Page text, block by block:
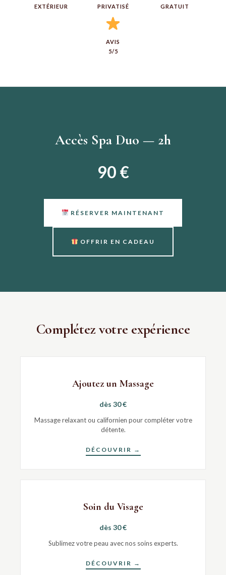
EXTÉRIEUR PRIVATISÉ GRATUIT
AVIS
5/5
Accès Spa Duo — 2h
90 €
RÉSERVER MAINTENANT
OFFRIR EN CADEAU
Complétez votre expérience
Ajoutez un Massage
dès 30 €
Massage relaxant ou californien pour compléter votre
détente.
DÉCOUVRIR →
Soin du Visage
dès 30 €
Sublimez votre peau avec nos soins experts.
DÉCOUVRIR →